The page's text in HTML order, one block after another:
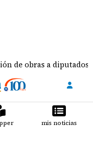
a diputados
mis noticias